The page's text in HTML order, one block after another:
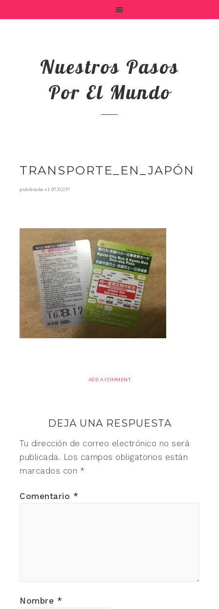
Nuestros Pasos
Por El Mundo
TRANSPORTE_EN_JAPÓN
publicada el 07/02/17
ADD A COMMENT
DEJA UNA RESPUESTA
Tu dirección de correo electrónico no será
publicada. Los campos obligatorios están
marcados con *
Comentario *
Nombre *